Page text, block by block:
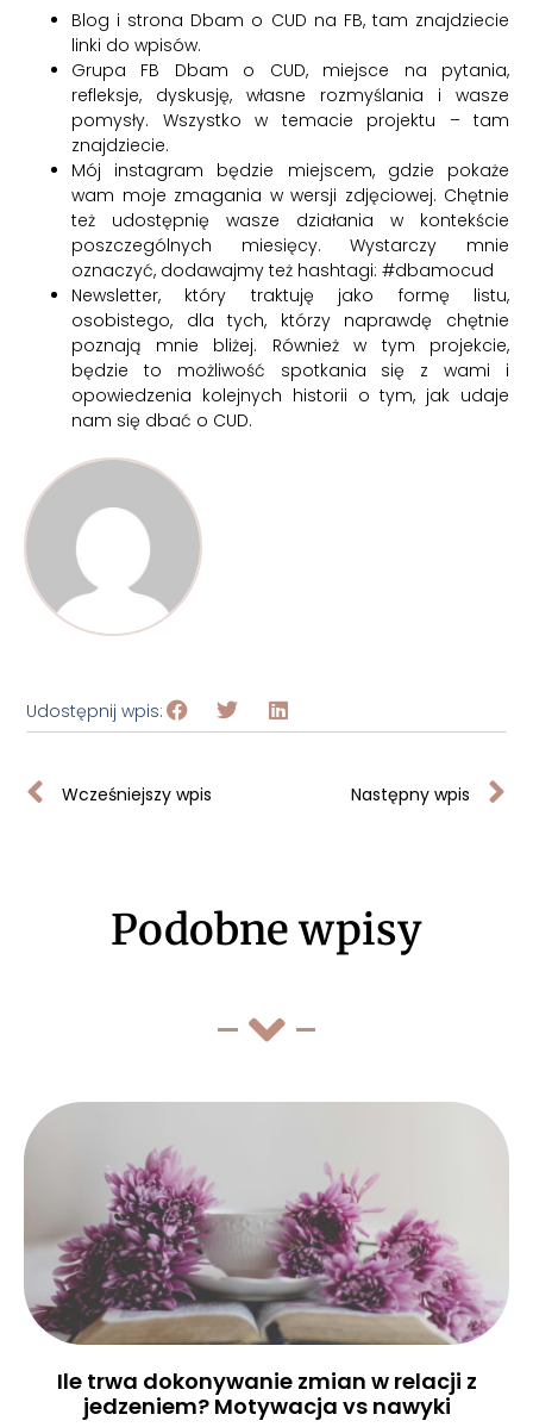
Blog i strona Dbam o CUD na FB, tam znajdziecie
linki do wpisów.
Grupa FB Dbam o CUD, miejsce na pytania,
refleksje, dyskusję, własne rozmyślania i wasze
pomysły. Wszystko w temacie projektu – tam
znajdziecie.
Mój instagram będzie miejscem, gdzie pokaże
wam moje zmagania w wersji zdjęciowej. Chętnie
też udostępnię wasze działania w kontekście
poszczególnych miesięcy. Wystarczy mnie
oznaczyć, dodawajmy też hashtagi: #dbamocud
Newsletter, który traktuję jako formę listu,
osobistego, dla tych, którzy naprawdę chętnie
poznają mnie bliżej. Również w tym projekcie,
będzie to możliwość spotkania się z wami i
opowiedzenia kolejnych historii o tym, jak udaje
nam się dbać o CUD.
Udostępnij wpis:
Wcześniejszy wpis Następny wpis
Podobne wpisy
Ile trwa dokonywanie zmian w relacji z
jedzeniem? Motywacja vs nawyki